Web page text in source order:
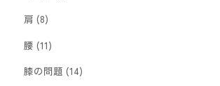
肩 (8)
腰 (11)
膝の問題 (14)